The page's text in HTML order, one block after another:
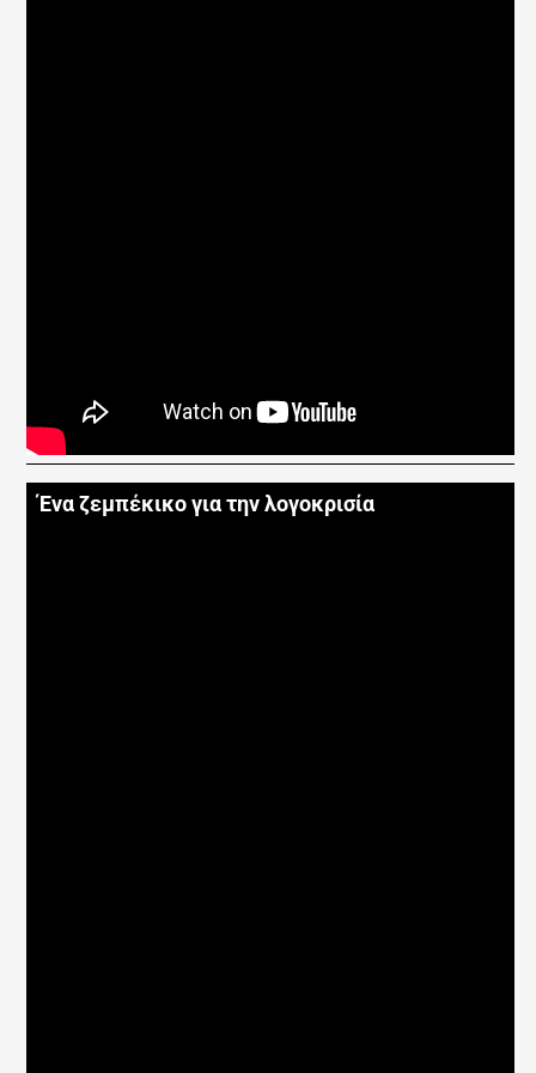
Ένα ζεμπέκικο για την λογοκρισία